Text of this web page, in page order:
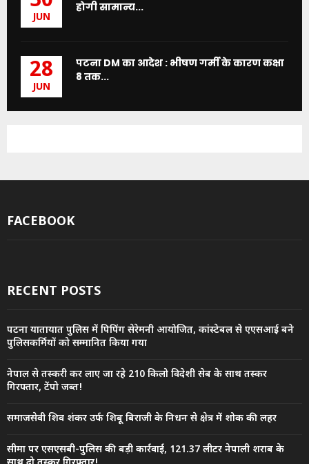
JUN
होगी सामान्य...
28
JUN
पटना DM का आदेश : भीषण गर्मी के कारण कक्षा
8 तक...
FACEBOOK
RECENT POSTS
पटना यातायात पुलिस में पिपिंग सेरेमनी आयोजित, कांस्टेबल से एएसआई बने
पुलिसकर्मियों को सम्मानित किया गया
नेपाल से तस्करी कर लाए जा रहे 210 किलो विदेशी सेब के साथ तस्कर
गिरफ्तार, टेंपो जब्त!
समाजसेवी शिव शंकर उर्फ शिबू बिराजी के निधन से क्षेत्र में शोक की लहर
सीमा पर एसएसबी-पुलिस की बड़ी कार्रवाई, 121.37 लीटर नेपाली शराब के